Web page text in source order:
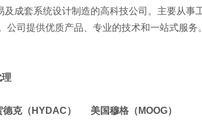
成套系统设计制造的高科技公司。主要从事
司提供优质产品、专业的技术和一站式服务
（HYDAC） 美国穆格（MOOG）